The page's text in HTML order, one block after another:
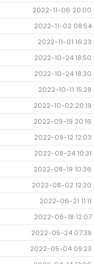
2022-11-06 20:00
2022-11-02 08:54
2022-11-01 16:23
2022-10-24 18:50
2022-10-24 18:30
2022-10-11 15:28
2022-10-02 20:19
2022-09-19 20:16
2022-09-12 12:03
2022-08-24 10:31
2022-08-19 10:36
2022-08-02 12:20
2022-06-21 11:11
2022-06-18 12:07
2022-05-24 07:39
2022-05-04 09:23